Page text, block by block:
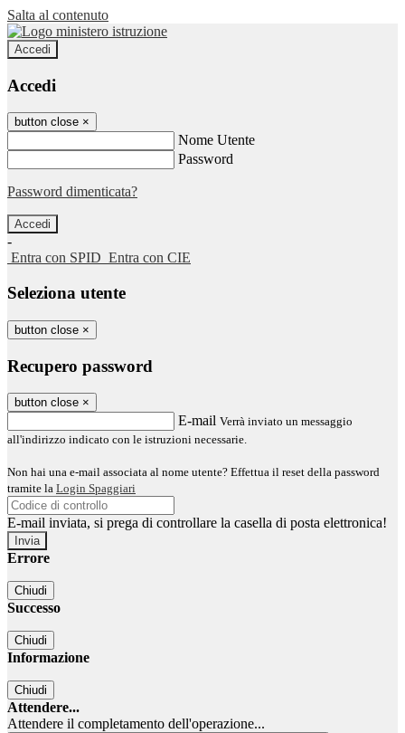
Salta al contenuto
Accedi
Accedi
button close ×
Nome Utente
Password
Password dimenticata?
-
Entra con SPID Entra con CIE
Seleziona utente
button close ×
Recupero password
button close ×
E-mail Verrà inviato un messaggio
all'indirizzo indicato con le istruzioni necessarie.
Non hai una e-mail associata al nome utente? Effettua il reset della password
tramite la Login Spaggiari
E-mail inviata, si prega di controllare la casella di posta elettronica!
Errore
Chiudi
Successo
Chiudi
Informazione
Chiudi
Attendere...
Attendere il completamento dell'operazione...